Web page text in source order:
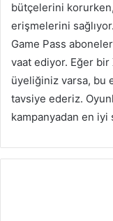
bütçelerini
erişmelerini
Game Pass
vaat ediyor. Eğer bir
üyeliğiniz varsa, bu
tavsiye ederiz.
kampanyadan en iyi